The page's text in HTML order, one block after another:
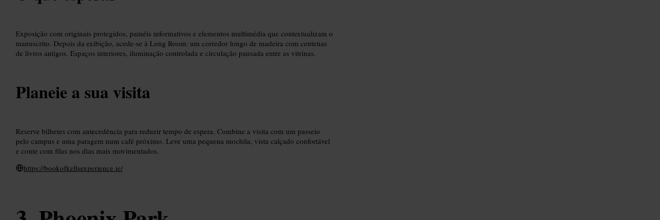
Exposição com originais protegidos, painéis informativos e elementos multimédia que contextualizam o
manuscrito. Depois da exibição, acede-se à Long Room: um corredor longo de madeira com centenas
de livros antigos. Espaços interiores, iluminação controlada e circulação pausada entre as vitrinas.
Planeie a sua visita
Reserve bilhetes com antecedência para reduzir tempo de espera. Combine a visita com um passeio
pelo campus e uma paragem num café próximo. Leve uma pequena mochila, vista calçado confortável
e conte com filas nos dias mais movimentados.
https://bookofkellsexperience.ie/